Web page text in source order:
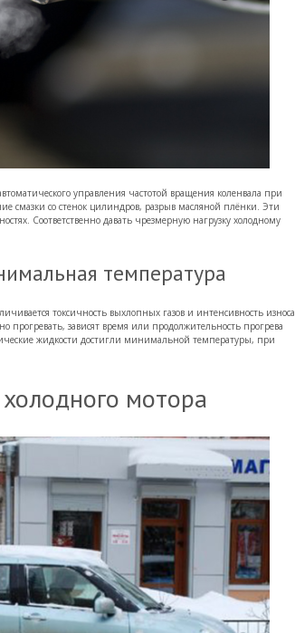
управления частотой вращения коленвала при
смазки со стенок цилиндров, разрыв масляной плёнки. Эти
Соответственно давать чрезмерную нагрузку холодному
температура
токсичность выхлопных газов и интенсивность износа
прогревать, зависят время или продолжительность прогрева
жидкости достигли минимальной температуры, при
мотора